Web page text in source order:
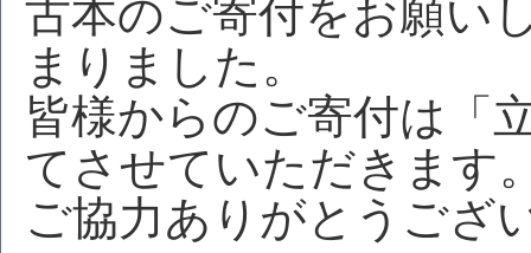
古本のご寄付をお願い
まりました。
皆様からのご寄付は「
てさせていただきます
ご協力ありがとうござ